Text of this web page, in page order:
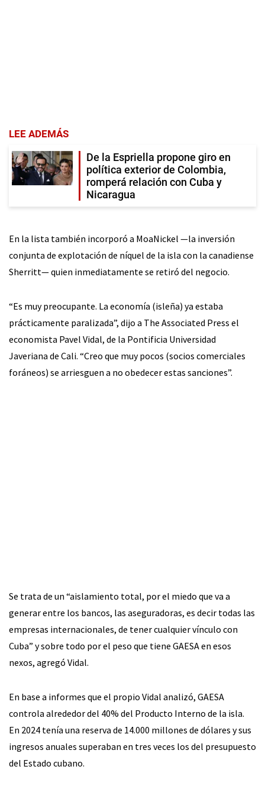
LEE ADEMÁS
De la Espriella propone giro en
política exterior de Colombia,
romperá relación con Cuba y
Nicaragua
En la lista también incorporó a MoaNickel —la inversión
conjunta de explotación de níquel de la isla con la canadiense
Sherritt— quien inmediatamente se retiró del negocio.
“Es muy preocupante. La economía (isleña) ya estaba
prácticamente paralizada”, dijo a The Associated Press el
economista Pavel Vidal, de la Pontificia Universidad
Javeriana de Cali. “Creo que muy pocos (socios comerciales
foráneos) se arriesguen a no obedecer estas sanciones”.
Se trata de un “aislamiento total, por el miedo que va a
generar entre los bancos, las aseguradoras, es decir todas las
empresas internacionales, de tener cualquier vínculo con
Cuba” y sobre todo por el peso que tiene GAESA en esos
nexos, agregó Vidal.
En base a informes que el propio Vidal analizó, GAESA
controla alrededor del 40% del Producto Interno de la isla.
En 2024 tenía una reserva de 14.000 millones de dólares y sus
ingresos anuales superaban en tres veces los del presupuesto
del Estado cubano.